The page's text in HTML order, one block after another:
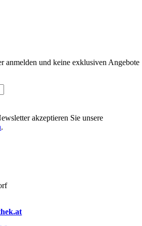
anmelden und keine exklusiven Angebote
akzeptieren Sie unsere
.